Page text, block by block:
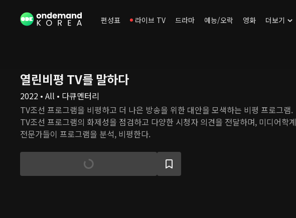
편성표 라이브 TV 드라마 예능/오락 영화 더보기
열린비평 TV를 말하다
2022 • All • 다큐멘터리
TV조선 프로그램을 비평하고 더 나은 방송을 위한 대안을 모색하는 비평 프로그램.
TV조선 프로그램의 화제성을 점검하고 다양한 시청자 의견을 전달하며, 미디어학계
전문가들이 프로그램을 분석, 비평한다.